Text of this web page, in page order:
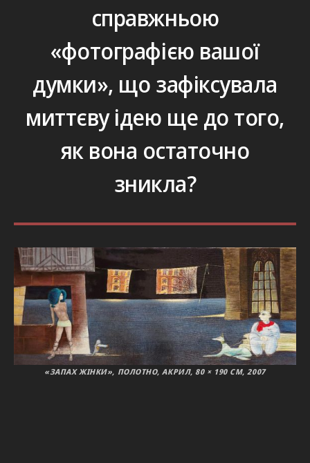
справжньою
«фотографією вашої
думки», що зафіксувала
миттєву ідею ще до того,
як вона остаточно
зникла?
«ЗАПАХ ЖІНКИ», ПОЛОТНО, АКРИЛ, 80 × 190 СМ, 2007